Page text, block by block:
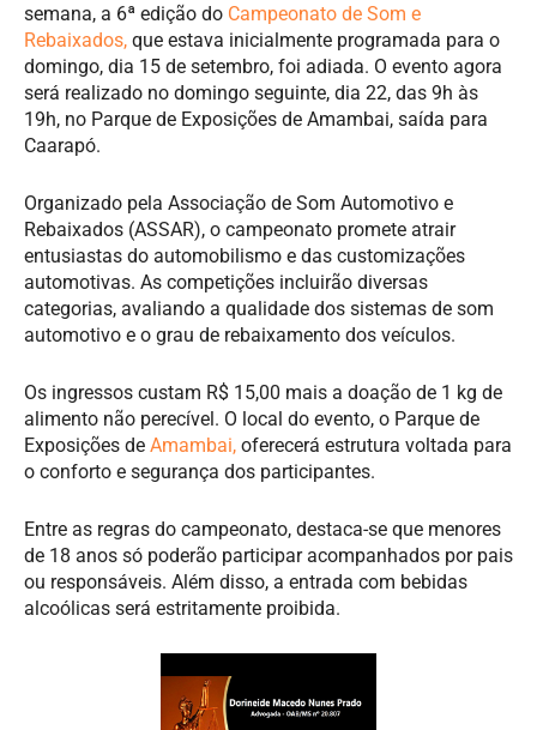
semana, a 6ª edição do Campeonato de Som e
Rebaixados, que estava inicialmente programada para o
domingo, dia 15 de setembro, foi adiada. O evento agora
será realizado no domingo seguinte, dia 22, das 9h às
19h, no Parque de Exposições de Amambai, saída para
Caarapó.
Organizado pela Associação de Som Automotivo e
Rebaixados (ASSAR), o campeonato promete atrair
entusiastas do automobilismo e das customizações
automotivas. As competições incluirão diversas
categorias, avaliando a qualidade dos sistemas de som
automotivo e o grau de rebaixamento dos veículos.
Os ingressos custam R$ 15,00 mais a doação de 1 kg de
alimento não perecível. O local do evento, o Parque de
Exposições de Amambai, oferecerá estrutura voltada para
o conforto e segurança dos participantes.
Entre as regras do campeonato, destaca-se que menores
de 18 anos só poderão participar acompanhados por pais
ou responsáveis. Além disso, a entrada com bebidas
alcoólicas será estritamente proibida.